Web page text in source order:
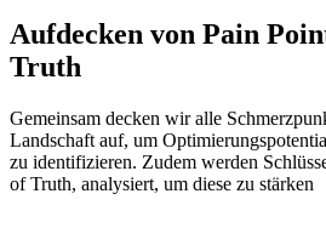
Aufdecken von Pain
Truth
Gemeinsam decken wir alle
Landschaft auf, um
zu identifizieren. Zudem werden
of Truth, analysiert, um diese zu stärken